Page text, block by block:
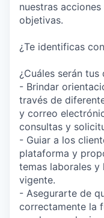
nuestras
objetivas.
¿Te identificas
¿Cuáles serán tus
- Brindar
través de
y correo
consultas y
- Guiar a los
plataforma y
temas laborales y
vigente.
- Asegurarte de
correctamente la